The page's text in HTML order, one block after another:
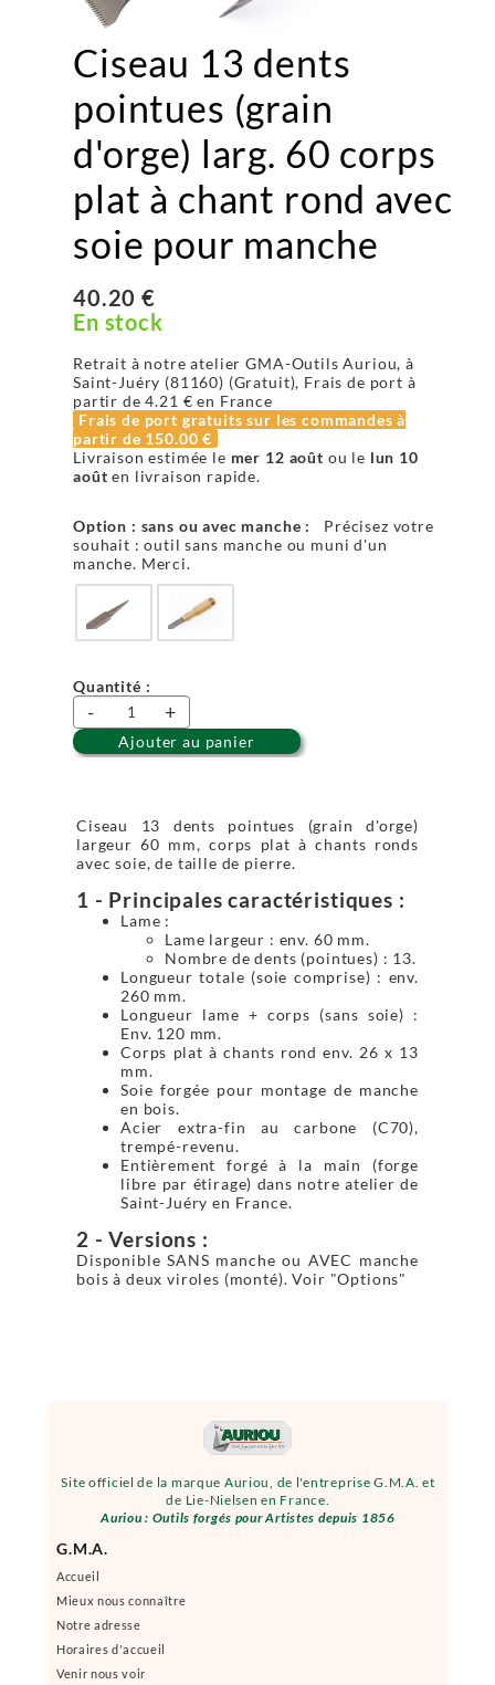
Site officiel de la marque Auriou, de l'entreprise G.M.A. et
de Lie-Nielsen en France.
Auriou : Outils forgés pour Artistes depuis 1856
G.M.A.
Accueil
Mieux nous connaître
Notre adresse
Horaires d'accueil
Venir nous voir
Ciseau 13 dents
pointues (grain
d'orge) larg. 60 corps
plat à chant rond avec
soie pour manche
40.20 €
En stock
Retrait à notre atelier GMA-Outils Auriou, à
Saint-Juéry (81160) (Gratuit), Frais de port à
partir de4.21 € en France
Frais de port gratuits sur les commandes à
partir de 150.00 €
Livraison estimée le mer 12 août ou le lun 10
août en livraison rapide.
Option : sans ou avec manche :
Précisez votre
souhait : outil sans manche ou muni d'un
manche. Merci.
Quantité :
- +
Ajouter au panier
Ciseau 13 dents pointues (grain d'orge)
largeur 60 mm, corps plat à chants ronds
avec soie, de taille de pierre.
1 - Principales caractéristiques :
Lame :
Lame largeur : env. 60 mm.
Nombre de dents (pointues) : 13.
Longueur totale (soie comprise) : env.
260 mm.
Longueur lame + corps (sans soie) :
Env. 120 mm.
Corps plat à chants rond env. 26 x 13
mm.
Soie forgée pour montage de manche
en bois.
Acier extra-fin au carbone (C70),
trempé-revenu.
Entièrement forgé à la main (forge
libre par étirage) dans notre atelier de
Saint-Juéry en France.
2 - Versions :
Disponible SANS manche ou AVEC manche
bois à deux viroles (monté). Voir "Options"